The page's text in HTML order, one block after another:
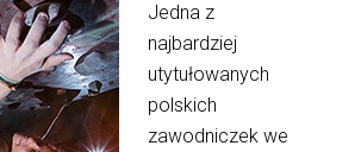
Jedna z
najbardziej
utytułowanych
polskich
zawodniczek we